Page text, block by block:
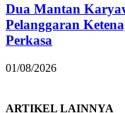
Dua Mantan
Pelanggaran
Perkasa
01/08/2026
ARTIKEL LAINNYA